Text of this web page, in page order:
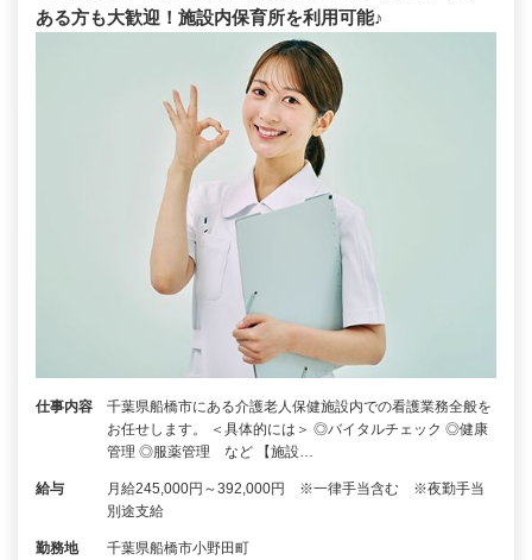
ある方も大歓迎！施設内保育所を利用可能♪
仕事内容
千葉県船橋市にある介護老人保健施設内での看護業務全般を
お任せします。 ＜具体的には＞ ◎バイタルチェック ◎健康
管理 ◎服薬管理 など 【施設…
給与
月給245,000円～392,000円 ※一律手当含む ※夜勤手当
別途支給
勤務地 千葉県船橋市小野田町